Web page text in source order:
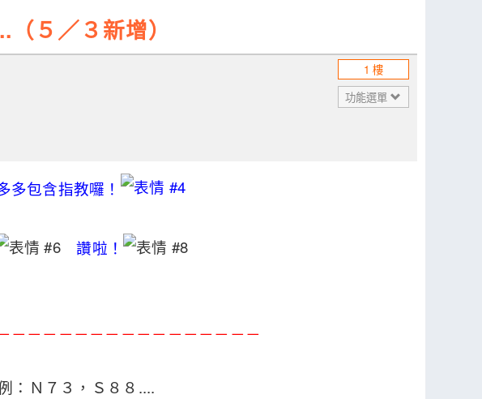
５／３新增）
1 樓
功能選單
包含指教囉！
讚啦！
－－－－－－－－－－－－－－－－
：Ｎ７３，Ｓ８８....